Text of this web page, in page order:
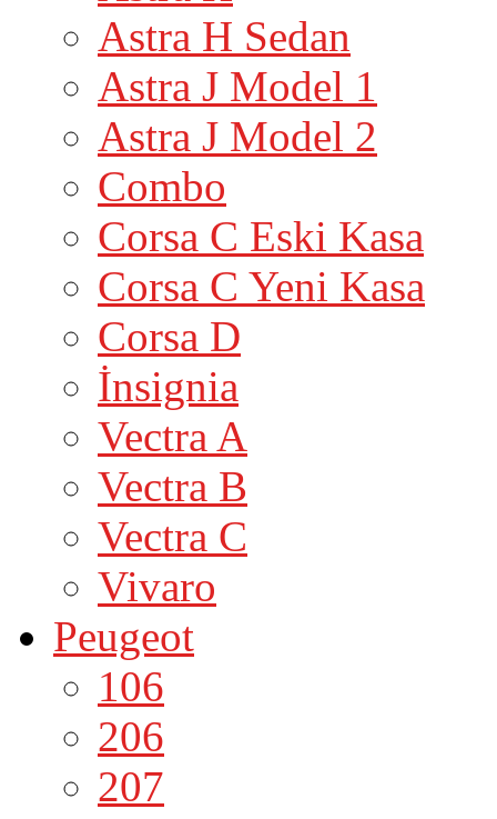
Astra H Sedan
Astra J Model 1
Astra J Model 2
Combo
Corsa C Eski Kasa
Corsa C Yeni Kasa
Corsa D
İnsignia
Vectra A
Vectra B
Vectra C
Vivaro
Peugeot
106
206
207